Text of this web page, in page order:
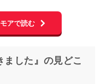
アで読む
した』の見どこ